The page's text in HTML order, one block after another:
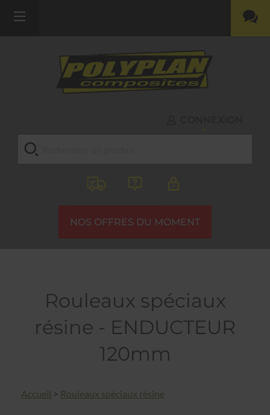
NOS OFFRES DU MOMENT
Rouleaux spéciaux
résine - ENDUCTEUR
120mm
Accueil > Rouleaux spéciaux résine